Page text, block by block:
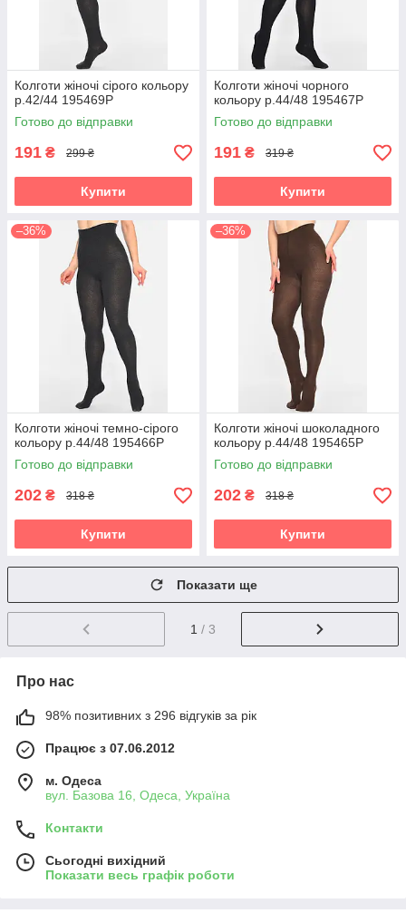
Колготи жіночі сірого кольору
р.42/44 195469P
Готово до відправки
191 ₴ 299 ₴
Купити
Колготи жіночі чорного
кольору р.44/48 195467P
Готово до відправки
191 ₴ 319 ₴
Купити
–36%
Колготи жіночі темно-сірого
кольору р.44/48 195466P
Готово до відправки
202 ₴ 318 ₴
Купити
–36%
Колготи жіночі шоколадного
кольору р.44/48 195465P
Готово до відправки
202 ₴ 318 ₴
Купити
Показати ще
1 / 3
Про нас
98% позитивних з 296 відгуків за рік
Працює з 07.06.2012
м. Одеса
вул. Базова 16, Одеса, Україна
Контакти
Сьогодні вихідний
Показати весь графік роботи